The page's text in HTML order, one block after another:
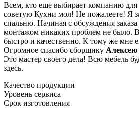
Всем, кто еще выбирает компанию для
советую Кухни мол! Не пожалеете! Я
спальню. Начиная с обсуждения заказа
монтажом никаких проблем не было.
быстро и качественно. К тому же мне
Огромное спасибо сборщику Алексею
Это мастер своего дела! Всю мебель
здесь.
Качество продукции
Уровень сервиса
Срок изготовления